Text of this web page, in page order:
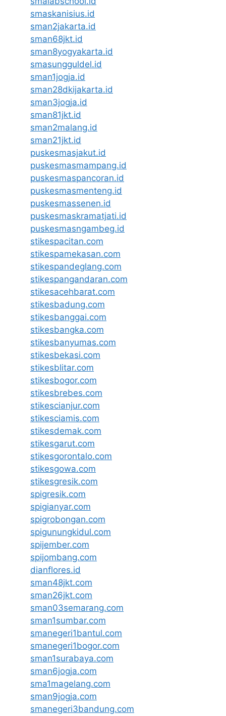
smaskanisius.id
sman2jakarta.id
sman68jkt.id
sman8yogyakarta.id
smasungguldel.id
sman1jogja.id
sman28dkijakarta.id
sman3jogja.id
sman81jkt.id
sman2malang.id
sman21jkt.id
puskesmasjakut.id
puskesmasmampang.id
puskesmaspancoran.id
puskesmasmenteng.id
puskesmassenen.id
puskesmaskramatjati.id
puskesmasngambeg.id
stikespacitan.com
stikespamekasan.com
stikespandeglang.com
stikespangandaran.com
stikesacehbarat.com
stikesbadung.com
stikesbanggai.com
stikesbangka.com
stikesbanyumas.com
stikesbekasi.com
stikesblitar.com
stikesbogor.com
stikesbrebes.com
stikescianjur.com
stikesciamis.com
stikesdemak.com
stikesgarut.com
stikesgorontalo.com
stikesgowa.com
stikesgresik.com
spigresik.com
spigianyar.com
spigrobongan.com
spigunungkidul.com
spijember.com
spijombang.com
dianflores.id
sman48jkt.com
sman26jkt.com
sman03semarang.com
sman1sumbar.com
smanegeri1bantul.com
smanegeri1bogor.com
sman1surabaya.com
sman6jogja.com
sma1magelang.com
sman9jogja.com
smanegeri3bandung.com